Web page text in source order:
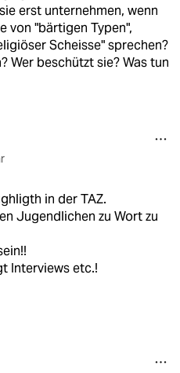
erst unternehmen, wenn
von "bärtigen Typen",
Scheisse" sprechen?
Wer beschützt sie? Was tun
in der TAZ.
Jugendlichen zu Wort zu
Interviews etc.!